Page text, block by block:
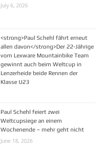
July 6, 2026
<strong>Paul Schehl fährt erneut
allen davon</strong>Der 22-Jährige
vom Lexware Mountainbike Team
gewinnt auch beim Weltcup in
Lenzerheide beide Rennen der
Klasse U23
Paul Schehl feiert zwei
Weltcupsiege an einem
Wochenende – mehr geht nicht
June 18, 2026